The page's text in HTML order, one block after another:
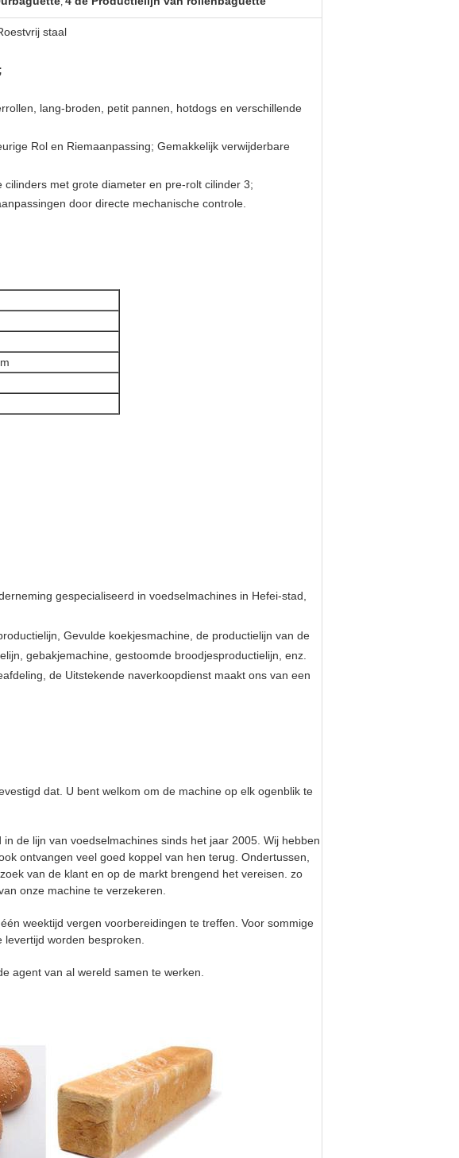
staal
lang-broden, petit pannen, hotdogs en verschillende
Rol en Riemaanpassing; Gemakkelijk verwijderbare
met grote diameter en pre-rolt cilinder 3;
door directe mechanische controle.
gespecialiseerd in voedselmachines in Hefei-stad,
Gevulde koekjesmachine, de productielijn van de
gebakjemachine, gestoomde broodjesproductielijn, enz.
de Uitstekende naverkoopdienst maakt ons van een
dat. U bent welkom om de machine op elk ogenblik te
de lijn van voedselmachines sinds het jaar 2005. Wij hebben
ontvangen veel goed koppel van hen terug. Ondertussen,
van de klant en op de markt brengend het vereisen. zo
onze machine te verzekeren.
weektijd vergen voorbereidingen te treffen. Voor sommige
worden besproken.
agent van al wereld samen te werken.